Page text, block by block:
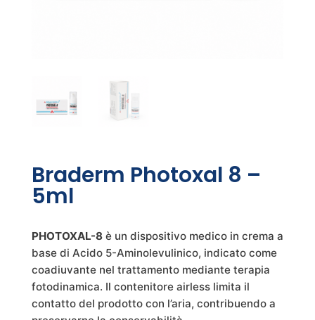
Braderm Photoxal 8 –
5ml
PHOTOXAL-8è un dispositivo medico in crema a
base di Acido 5-Aminolevulinico, indicato come
coadiuvante nel trattamento mediante terapia
fotodinamica. Il contenitore airless limita il
contatto del prodotto con l’aria, contribuendo a